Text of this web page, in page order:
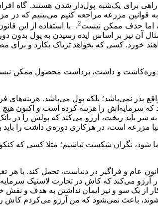
برای یک‌شبه پول‌دار شدن هستند. گاه
قوانین مزرعه مراجعه کنیم می‌بینیم که
اما حذف ممکن نیست2. با استفاده از این
نیز بر اساس ایده رسیدن به پول بدون
خورد. کسی که بخواهد تریاک بکارد و
و داشت، برداشت محصول ممکن
نمی‌پاشد؛ بلکه پول می‌پاشد. هزینه‌های
که سرمایه‌اش را هزینه کرده است و اکنون
سر باید ریخت، آرزو می‌کند که پولش را در
مزرعه است، در هرکاری دوره‌ی داشت را باید
نگران شکست نباشیم؛ مثلا کسی که
عام و فراگیر در دنیاست، تحمل کند.
آرزو می‌کند که کاش در تجارت لاستیک
از یک سو و نیز ایمان نداشتن به هدف و
شوند، باعث نمی‌شود که من آرزو می‌کردم